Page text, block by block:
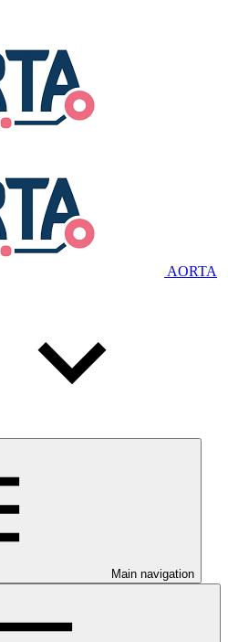
AORTA
Main navigation